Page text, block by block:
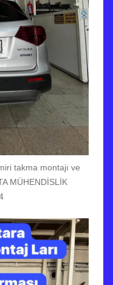
takma montajı ve
MÜHENDİSLİK